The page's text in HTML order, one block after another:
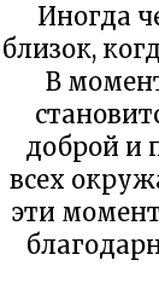
Иногда
близок,
В
доброй и
всех
эти